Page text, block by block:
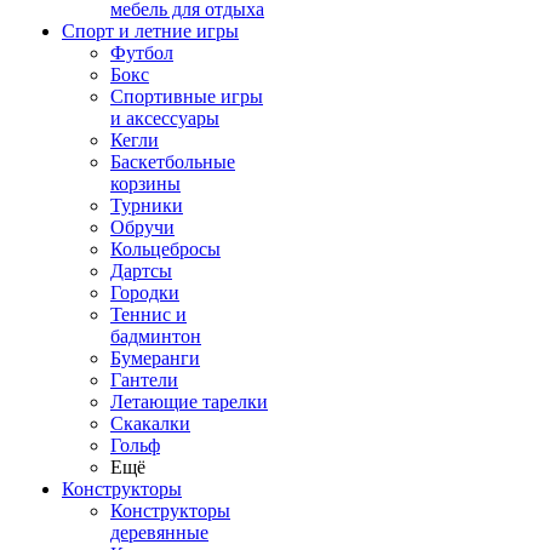
мебель для отдыха
Спорт и летние игры
Футбол
Бокс
Спортивные игры
и аксессуары
Кегли
Баскетбольные
корзины
Турники
Обручи
Кольцебросы
Дартсы
Городки
Теннис и
бадминтон
Бумеранги
Гантели
Летающие тарелки
Скакалки
Гольф
Ещё
Конструкторы
Конструкторы
деревянные